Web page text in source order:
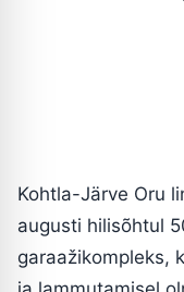
Kohtla-Järve Oru
augusti hilisõhtul
garaažikompleks,